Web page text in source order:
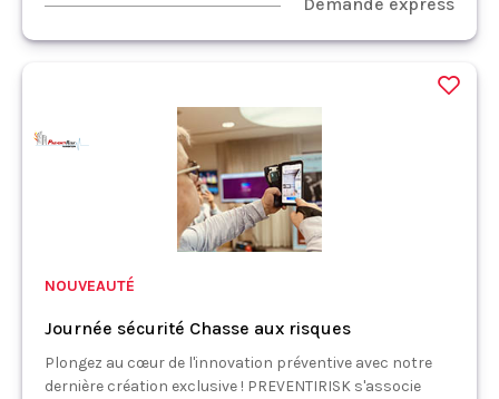
NOUVEAUTÉ
Journée sécurité Chasse aux risques
Plongez au cœur de l'innovation préventive avec notre
dernière création exclusive ! PREVENTIRISK s'associe